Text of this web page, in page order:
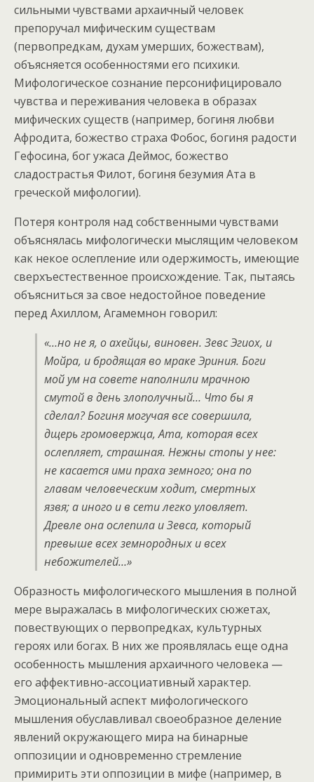
сильными чувствами архаичный человек
препоручал мифическим существам
(первопредкам, духам умерших, божествам),
объясняется особенностями его психики.
Мифологическое сознание персонифицировало
чувства и переживания человека в образах
мифических существ (например, богиня любви
Афродита, божество страха Фобос, богиня радости
Гефосина, бог ужаса Деймос, божество
сладострастья Филот, богиня безумия Ата в
греческой мифологии).
Потеря контроля над собственными чувствами
объяснялась мифологически мыслящим человеком
как некое ослепление или одержимость, имеющие
сверхъестественное происхождение. Так, пытаясь
объясниться за свое недостойное поведение
перед Ахиллом, Агамемнон говорил:
«…но не я, о ахейцы, виновен. Зевс Эгиох, и
Мойра, и бродящая во мраке Эриния. Боги
мой ум на совете наполнили мрачною
смутой в день злополучный… Что бы я
сделал? Богиня могучая все совершила,
дщерь громовержца, Ата, которая всех
ослепляет, страшная. Нежны стопы у нее:
не касается ими праха земного; она по
главам человеческим ходит, смертных
язвя; а иного и в сети легко уловляет.
Древле она ослепила и Зевса, который
превыше всех земнородных и всех
небожителей…»
Образность мифологического мышления в полной
мере выражалась в мифологических сюжетах,
повествующих о первопредках, культурных
героях или богах. В них же проявлялась еще одна
особенность мышления архаичного человека —
его аффективно-ассоциативный характер.
Эмоциональный аспект мифологического
мышления обуславливал своеобразное деление
явлений окружающего мира на бинарные
оппозиции и одновременно стремление
примирить эти оппозиции в мифе (например, в